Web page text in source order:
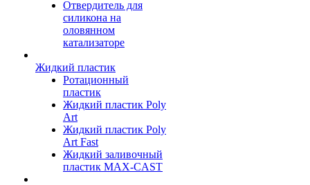
Отвердитель для
силикона на
оловянном
катализаторе
Жидкий пластик
Ротационный
пластик
Жидкий пластик Poly
Art
Жидкий пластик Poly
Art Fast
Жидкий заливочный
пластик MAX-CAST